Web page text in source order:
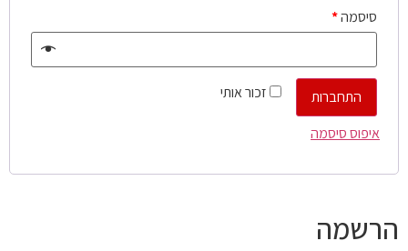
סיסמה*
זכור אותי
התחברות
איפוס סיסמה
הרשמה